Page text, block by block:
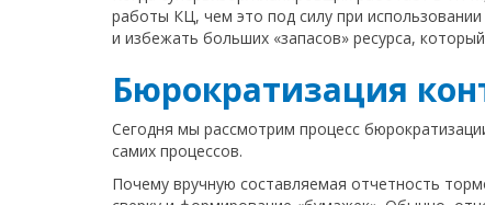
работы КЦ, чем это под силу при
и избежать больших «запасов» ресурса,
Бюрократизация
Сегодня мы рассмотрим процесс
самих процессов.
Почему вручную составляемая отчетность